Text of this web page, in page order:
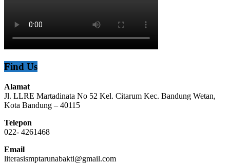
Find Us
Alamat
Jl. LLRE Martadinata No 52 Kel. Citarum Kec. Bandung Wetan,
Kota Bandung – 40115
Telepon
022- 4261468
Email
literasismptarunabakti@gmail.com